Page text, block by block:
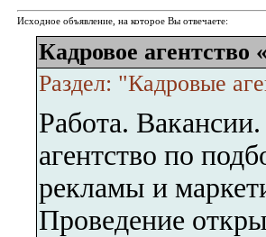
Исходное объявление, на которое Вы отвечаете:
Кадровое
Раздел: "Кадровые
Работа.
агентство по
рекламы и
Проведение